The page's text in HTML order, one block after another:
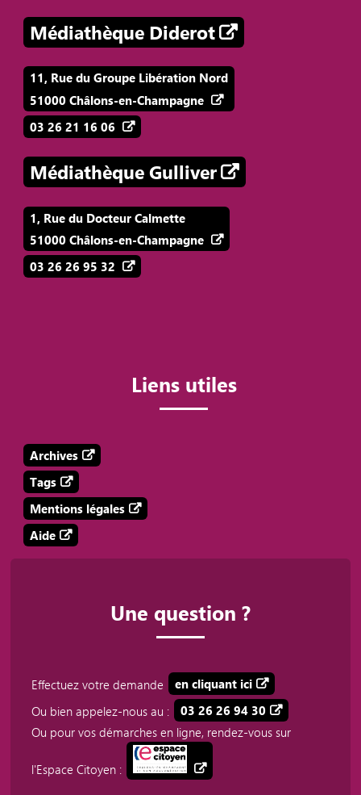
Médiathèque Diderot
11, Rue du Groupe Libération Nord
51000 Châlons-en-Champagne
03 26 21 16 06
Médiathèque Gulliver
1, Rue du Docteur Calmette
51000 Châlons-en-Champagne
03 26 26 95 32
Liens utiles
Archives
Tags
Mentions légales
Aide
Une question ?
Effectuez votre demande
en cliquant ici
Ou bien appelez-nous au :
03 26 26 94 30
Ou pour vos démarches en ligne, rendez-vous sur
l'Espace Citoyen :